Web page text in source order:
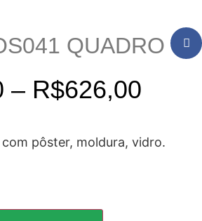
QUADRO
– R$626,00
pôster, moldura, vidro.